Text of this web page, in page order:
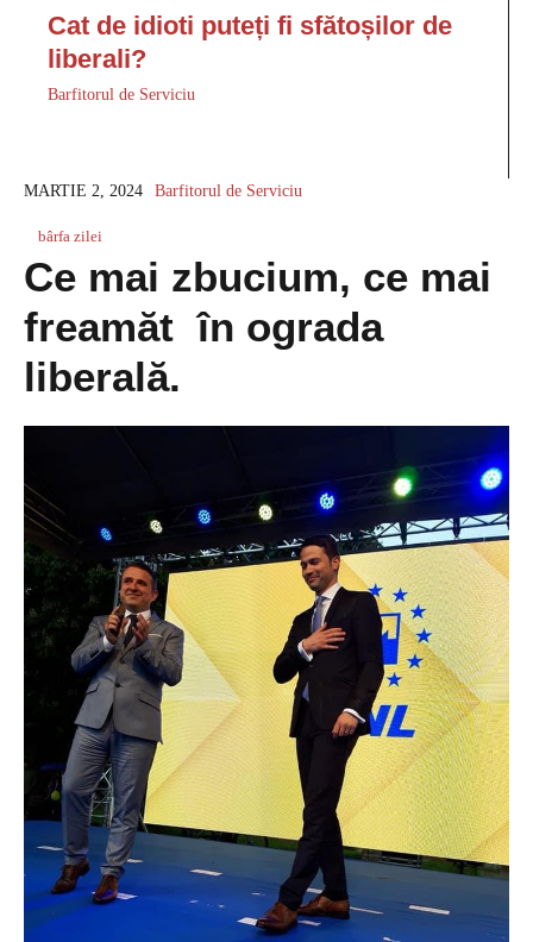
Cat de idioti puteți fi sfătoșilor de
liberali?
Barfitorul de Serviciu
MARTIE 2, 2024 Barfitorul de Serviciu
bârfa zilei
Ce mai zbucium, ce mai
freamăt în ograda
liberală.